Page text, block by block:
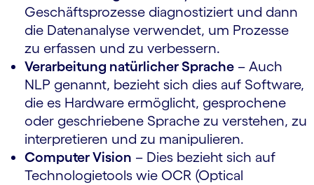
Geschäftsprozesse diagnostiziert und dann
die Datenanalyse verwendet, um Prozesse
zu erfassen und zu verbessern.
Verarbeitung natürlicher Sprache – Auch
NLP genannt, bezieht sich dies auf Software,
die es Hardware ermöglicht, gesprochene
oder geschriebene Sprache zu verstehen, zu
interpretieren und zu manipulieren.
Computer Vision – Dies bezieht sich auf
Technologietools wie OCR (Optical